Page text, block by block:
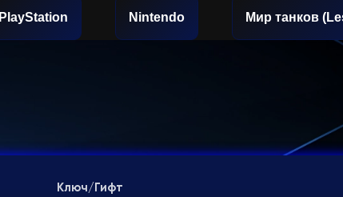
PlayStation Nintendo Мир танков
Ключ/Гифт